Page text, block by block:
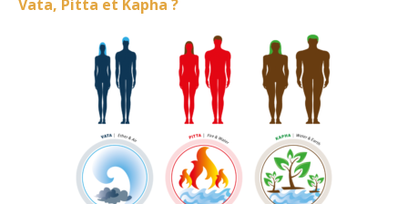
Vata, Pitta et Kapha ?